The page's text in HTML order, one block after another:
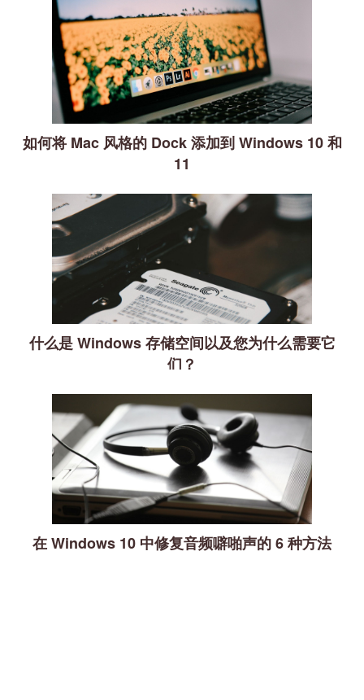
如何将 Mac 风格的 Dock 添加到 Windows 10 和
11
什么是 Windows 存储空间以及您为什么需要它
们？
在 Windows 10 中修复音频噼啪声的 6 种方法